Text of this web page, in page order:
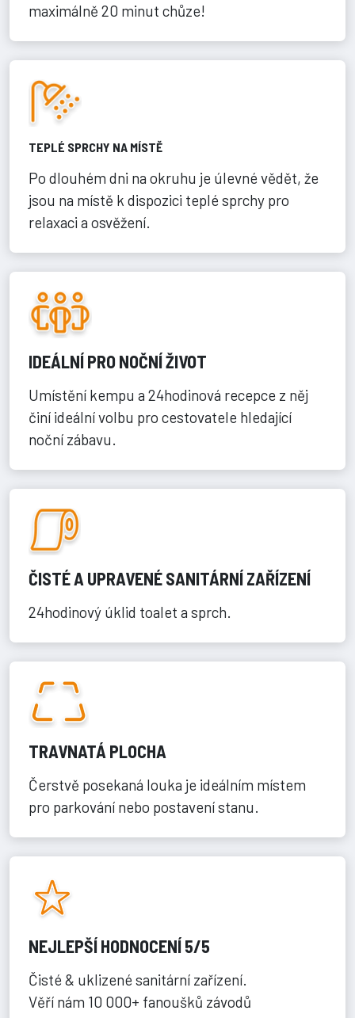
maximálně 20 minut chůze!
TEPLÉ SPRCHY NA MÍSTĚ
Po dlouhém dni na okruhu je úlevné vědět, že
jsou na místě k dispozici teplé sprchy pro
relaxaci a osvěžení.
IDEÁLNÍ PRO NOČNÍ ŽIVOT
Umístění kempu a 24hodinová recepce z něj
činí ideální volbu pro cestovatele hledající
noční zábavu.
ČISTÉ A UPRAVENÉ SANITÁRNÍ ZAŘÍZENÍ
24hodinový úklid toalet a sprch.
TRAVNATÁ PLOCHA
Čerstvě posekaná louka je ideálním místem
pro parkování nebo postavení stanu.
NEJLEPŠÍ HODNOCENÍ 5/5
Čisté & uklizené sanitární zařízení.
Věří nám 10 000+ fanoušků závodů